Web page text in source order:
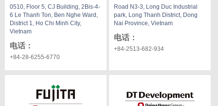
0510, Floor 5, CJ Building, 2Bis-4-
6 Le Thanh Ton, Ben Nghe Ward,
District 1, Ho Chi Minh City,
Vietnam
电话 ：
+84-28-6255-6770
Road N3-3, Long Duc Industrial
park, Long Thanh District, Dong
Nai Province, Vietnam
电话 ：
+84-2513-682-934